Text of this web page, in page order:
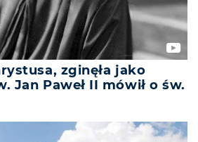
zginęła jako
Jan Paweł II mówił o św.